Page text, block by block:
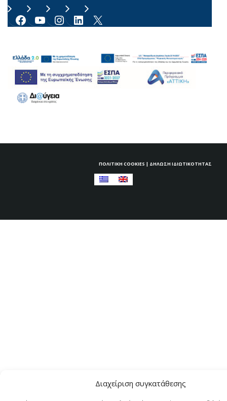
Διαχείριση συγκατάθεσης
Facebook YouTube Instagram Linkedin
ΠΟΛΙΤΙΚΉ COOKIES | ΔΉΛΩΣΗ ΙΔΙΩΤΙΚΌΤΗΤΑΣ